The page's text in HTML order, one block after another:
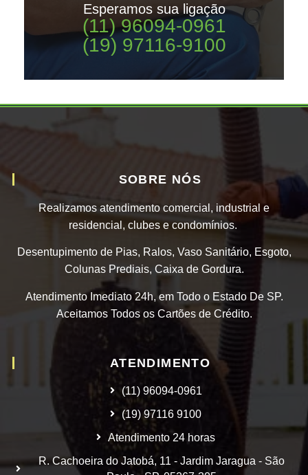
Esperamos sua ligação
(11) 96094-0961
(19) 97116-9100
SOBRE NÓS
Realizamos atendimento comercial, industrial e
residencial, clubes e condomínios.
Desentupimento de Pias, Ralos, Vaso Sanitário, Esgoto,
Colunas Prediais, Caixa de Gordura.
Atendimento Imediato 24h, em Todo o Estado De SP.
Aceitamos Todos os Cartões de Crédito.
ATENDIMENTO
(11) 96094-0961
(19) 97116 9100
Atendimento 24 horas
R. Cachoeira do Jatobá, 11 - Jardim Jaragua - São